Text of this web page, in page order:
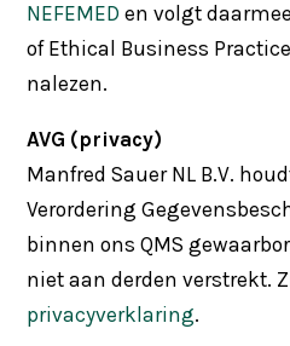
NEFEMED en volgt
of Ethical Business
nalezen.
AVG (privacy)
Manfred Sauer NL B.V.
Verordering
binnen ons QMS
niet aan derden verstrekt.
privacyverklaring.